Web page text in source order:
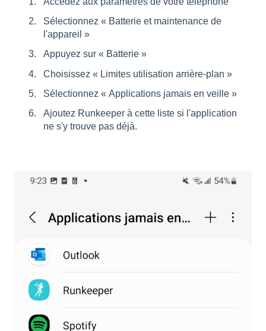
Sélectionnez « Batterie et maintenance de
l'appareil »
Appuyez sur « Batterie »
Choisissez « Limites utilisation arrière-plan »
Sélectionnez « Applications jamais en veille »
Ajoutez Runkeeper à cette liste si l'application
ne s'y trouve pas déjà.